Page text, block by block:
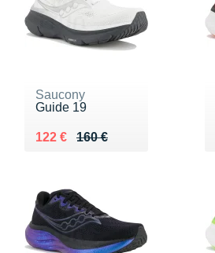
Saucony
Guide 19
160 €
Au lieu de 160 €
122 €
Vendu 122 €